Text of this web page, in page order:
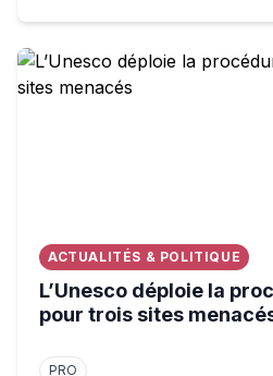
L’Unesco déploie la
ACTUALITÉS & POLITIQUE
L’Unesco déploie la
pour trois sites
PRO